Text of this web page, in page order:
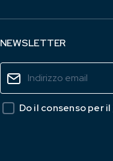
NEWSLETTER
Do il consenso per il